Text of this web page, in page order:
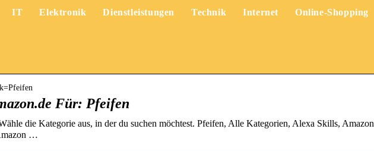
IT Elektronik Dienstleistungen Technik Internet Online-Shopping
Für: Pfeifen
die Kategorie aus, in der du suchen möchtest. Pfeifen, Alle Kategorien, Alexa Skills, Amazon
…